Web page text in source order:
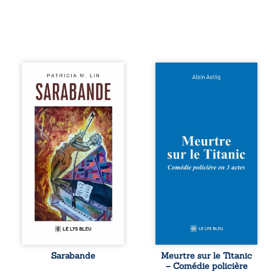
Aux chants
crépitants de l’été,
Sous le silence
ouaté de la neige
en hiver, Au cours
de nuits pâles,
Dans la clarté
bienveillante de la
lune, Rêves,
pensées, révoltes
et espoirs… Des
mots s’assemblent,
colorés, rebelles
aux règles de la
poésie, mais
chantant en
forment une
sarabande,
Sarabande
Et si le naufrage
en 1912, un
meurtre est
commis. Le drame
disparaît avec le
tard, la
l’épave fait
resurgir un secret
Meurtre sur le Titanic
– Comédie policière